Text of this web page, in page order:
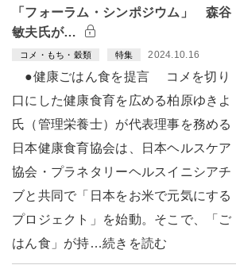
「フォーラム・シンポジウム」 森谷
敏夫氏が…
コメ・もち・穀類 特集 2024.10.16
●健康ごはん食を提言 コメを切り
口にした健康食育を広める柏原ゆきよ
氏（管理栄養士）が代表理事を務める
日本健康食育協会は、日本ヘルスケア
協会・プラネタリーヘルスイニシアチ
ブと共同で「日本をお米で元気にする
プロジェクト」を始動。そこで、「ご
はん食」が持…続きを読む